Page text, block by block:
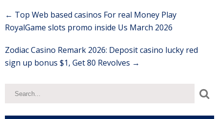
Post
navigation
← Top Web based casinos For real Money Play
RoyalGame slots promo inside Us March 2026
Zodiac Casino Remark 2026: Deposit casino lucky red
sign up bonus $1, Get 80 Revolves →